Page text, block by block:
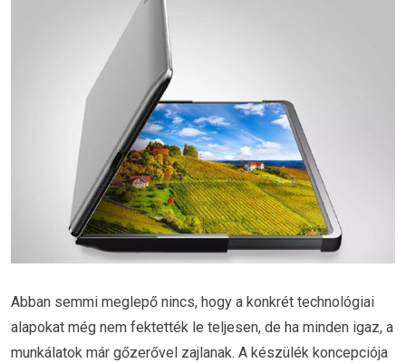
Abban semmi meglepő nincs, hogy a konkrét technológiai
alapokat még nem fektették le teljesen, de ha minden igaz, a
munkálatok már gőzerővel zajlanak. A készülék koncepciója